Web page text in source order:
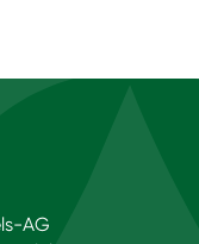
AG